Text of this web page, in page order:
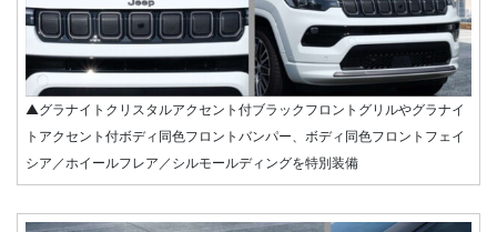
▲グラナイトクリスタルアクセント付ブラックフロントグリルやグラナイ
トアクセント付ボディ同色フロントバンパー、ボディ同色フロントフェイ
シア／ホイールフレア／シルモールディングを特別装備